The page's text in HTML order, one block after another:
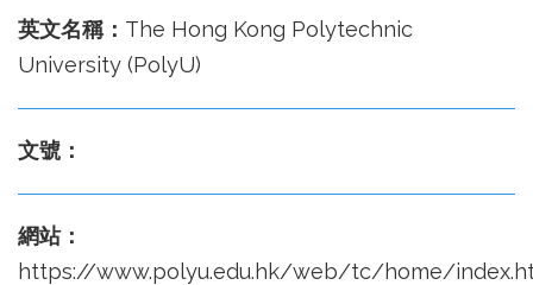
英文名稱： The Hong Kong Polytechnic
University (PolyU)
文號：
網站：
https://www.polyu.edu.hk/web/tc/home/